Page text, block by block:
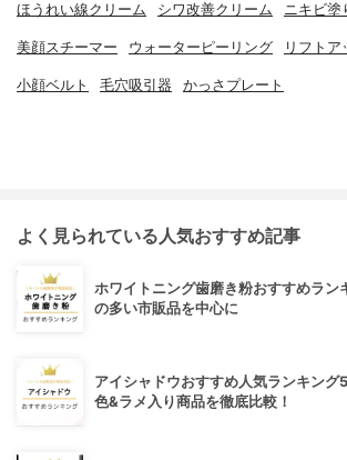
ほうれい線クリーム シワ改善クリーム ニキビ塗
美顔スチーマー ウォーターピーリング リフトア
小顔ベルト 毛穴吸引器 かっさプレート
よく見られている人気おすすめ記事
ホワイトニング歯磨き粉おすすめラン
の多い市販品を中心に
アイシャドウおすすめ人気ランキング
色&ラメ入り商品を徹底比較！